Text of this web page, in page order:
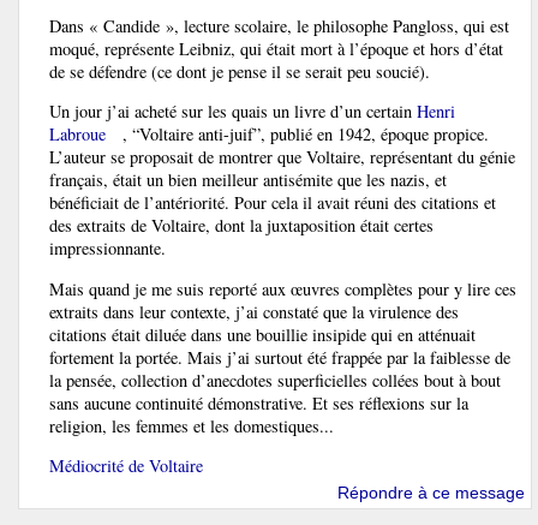
Dans « Candide », lecture scolaire, le philosophe Pangloss, qui est
moqué, représente Leibniz, qui était mort à l’époque et hors d’état
de se défendre (ce dont je pense il se serait peu soucié).
Un jour j’ai acheté sur les quais un livre d’un certain Henri
Labroue
, “Voltaire anti-juif”, publié en 1942, époque propice.
L’auteur se proposait de montrer que Voltaire, représentant du génie
français, était un bien meilleur antisémite que les nazis, et
bénéficiait de l’antériorité. Pour cela il avait réuni des citations et
des extraits de Voltaire, dont la juxtaposition était certes
impressionnante.
Mais quand je me suis reporté aux œuvres complètes pour y lire ces
extraits dans leur contexte, j’ai constaté que la virulence des
citations était diluée dans une bouillie insipide qui en atténuait
fortement la portée. Mais j’ai surtout été frappée par la faiblesse de
la pensée, collection d’anecdotes superficielles collées bout à bout
sans aucune continuité démonstrative. Et ses réflexions sur la
religion, les femmes et les domestiques...
Médiocrité de Voltaire
Répondre à ce message